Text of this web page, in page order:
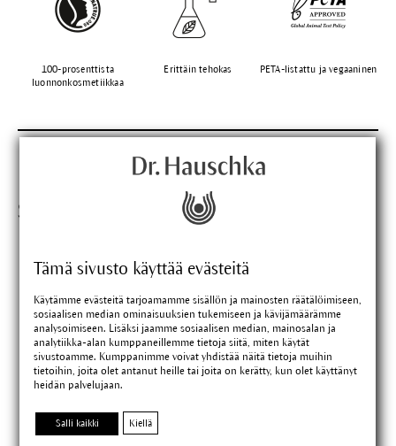
Tämä sivusto käyttää evästeitä
Käytämme evästeitä tarjoamamme sisällön ja mainosten räätälöimiseen,
sosiaalisen median ominaisuuksien tukemiseen ja kävijämäärämme
analysoimiseen. Lisäksi jaamme sosiaalisen median, mainosalan ja
analytiikka-alan kumppaneillemme tietoja siitä, miten käytät
sivustoamme. Kumppanimme voivat yhdistää näitä tietoja muihin
tietoihin, joita olet antanut heille tai joita on kerätty, kun olet käyttänyt
heidän palvelujaan.
Salli kaikki Kiellä
100-prosenttista
luonnonkosmetiikkaa
Erittäin tehokas PETA-listattu ja vegaaninen
Sopivat tuotteet